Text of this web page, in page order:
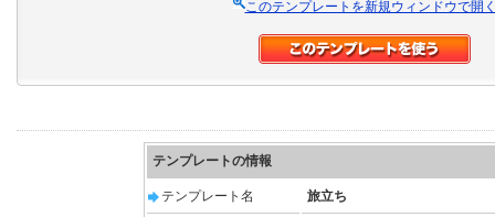
このテンプレートを新規ウィンドウで開
テンプレートの情報
テンプレート名 旅立ち